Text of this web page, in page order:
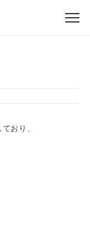
おり、